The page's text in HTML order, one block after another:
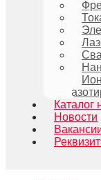
Каталог
Новости